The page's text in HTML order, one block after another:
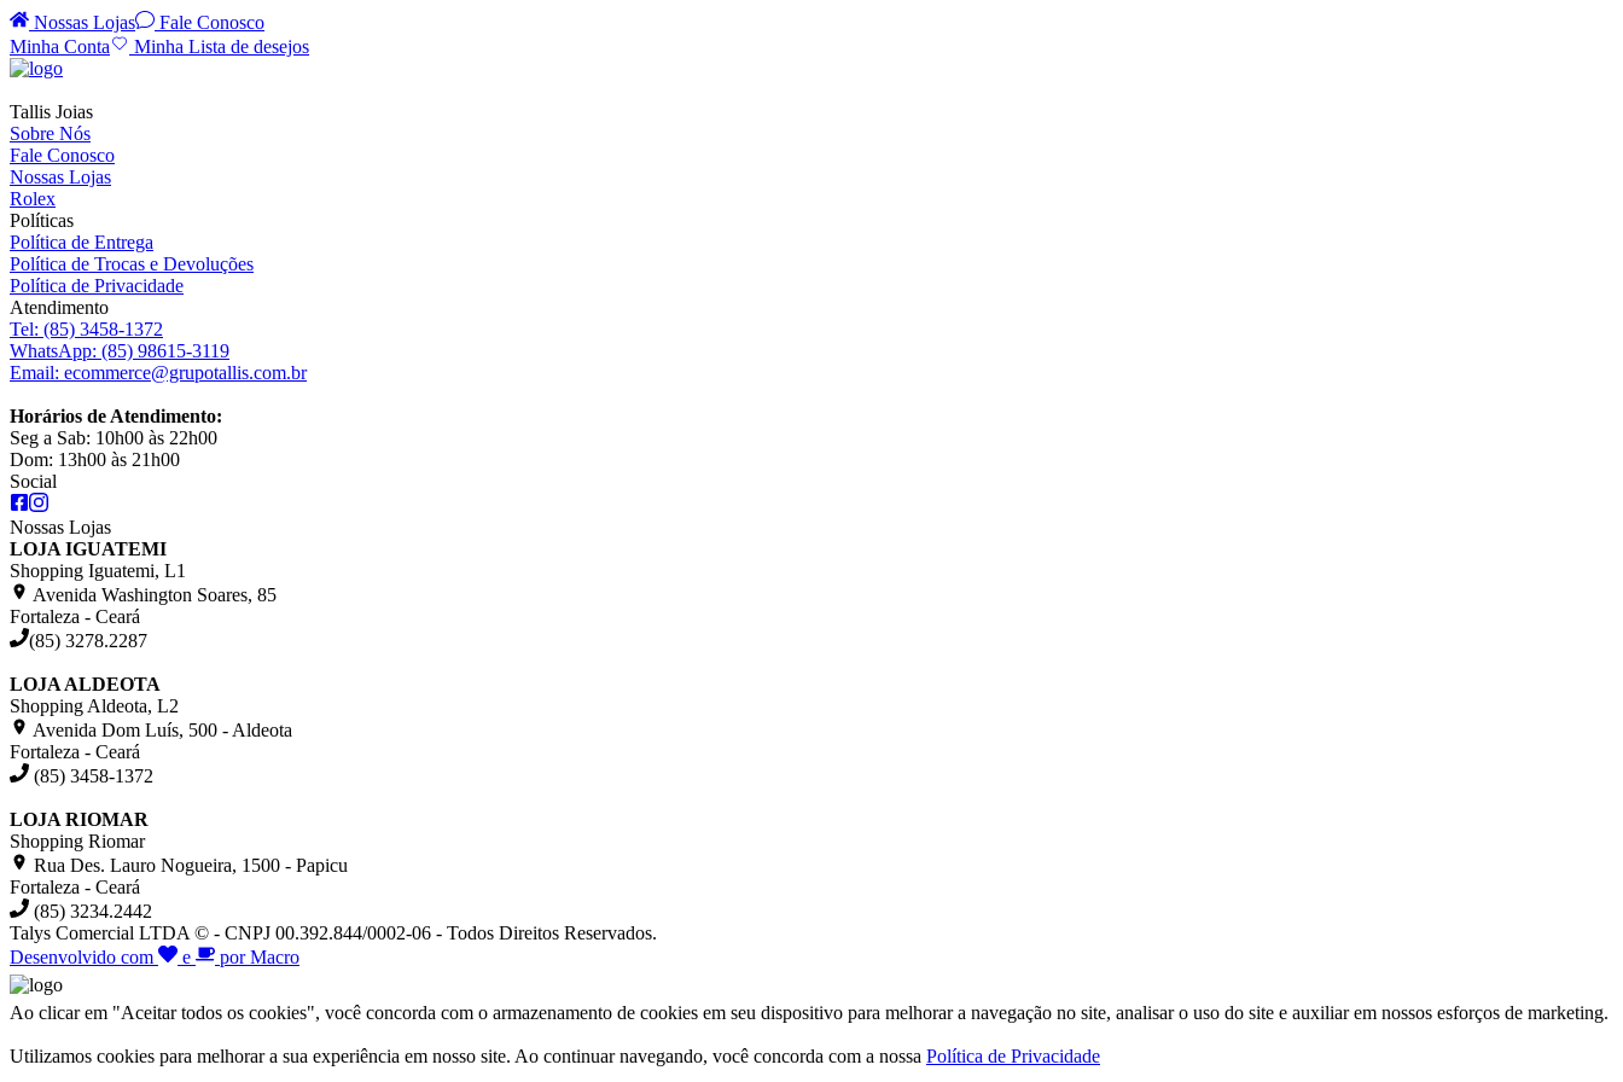
Nossas Lojas
Fale Conosco
Minha Conta
Minha Lista de desejos
Tallis Joias
Sobre Nós
Fale Conosco
Nossas Lojas
Rolex
Políticas
Política de Entrega
Política de Trocas e Devoluções
Política de Privacidade
Atendimento
Tel: (85) 3458-1372
WhatsApp: (85) 98615-3119
Email: ecommerce@grupotallis.com.br
Horários de Atendimento:
Seg a Sab: 10h00 às 22h00
Dom: 13h00 às 21h00
Social
Nossas Lojas
LOJA IGUATEMI
Shopping Iguatemi, L1
Avenida Washington Soares, 85
Fortaleza - Ceará
(85) 3278.2287
LOJA ALDEOTA
Shopping Aldeota, L2
Avenida Dom Luís, 500 - Aldeota
Fortaleza - Ceará
(85) 3458-1372
LOJA RIOMAR
Shopping Riomar
Rua Des. Lauro Nogueira, 1500 - Papicu
Fortaleza - Ceará
(85) 3234.2442
Talys Comercial LTDA © - CNPJ 00.392.844/0002-06 - Todos Direitos Reservados.
Desenvolvido com
e por Macro
Ao clicar em "Aceitar todos os cookies", você concorda com o armazenamento de cookies em seu dispositivo para melhorar a navegação no site, analisar o uso do site e auxiliar em nossos esforços de marketing.
Utilizamos cookies para melhorar a sua experiência em nosso site. Ao continuar navegando, você concorda com a nossa Política de Privacidade